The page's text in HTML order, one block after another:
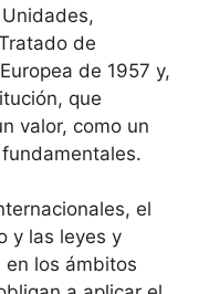
de
de 1957 y,
que
valor, como un
el
y las leyes y
en los ámbitos